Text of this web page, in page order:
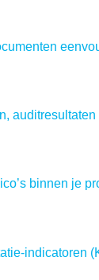
binnen je
indicatoren